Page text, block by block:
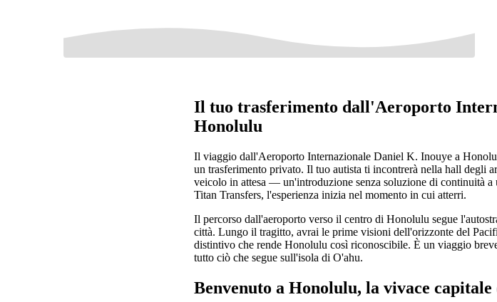
Il tuo trasferimento dall'Aeroporto
Honolulu
Il viaggio dall'Aeroporto Internazionale Daniel K. Inouye a
un trasferimento privato. Il tuo autista ti incontrerà nella hall degli
veicolo in attesa — un'introduzione senza soluzione di continuità
Titan Transfers, l'esperienza inizia nel momento in cui atterri.
Il percorso dall'aeroporto verso il centro di Honolulu segue
città. Lungo il tragitto, avrai le prime visioni dell'orizzonte del
distintivo che rende Honolulu così riconoscibile. È un viaggio
tutto ciò che segue sull'isola di O'ahu.
Benvenuto a Honolulu, la vivace capitale